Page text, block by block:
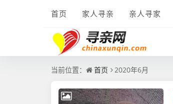
首页 家人寻亲 亲人寻家
当前位置： 首页 2020年6月